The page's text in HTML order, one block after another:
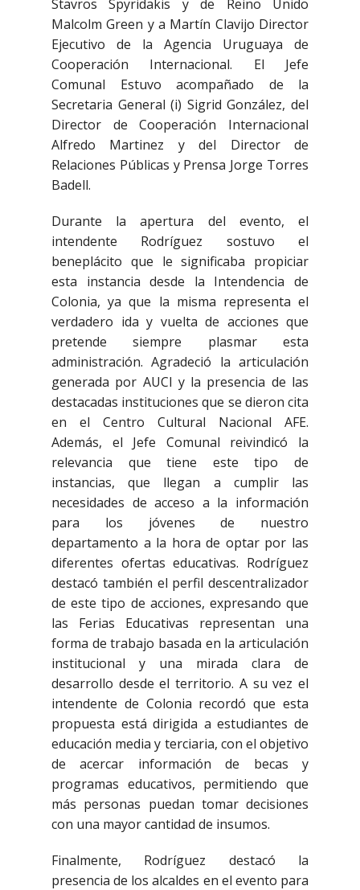
Stavros Spyridakis y de Reino Unido
Malcolm Green y a Martín Clavijo Director
Ejecutivo de la Agencia Uruguaya de
Cooperación Internacional. El Jefe
Comunal Estuvo acompañado de la
Secretaria General (i) Sigrid González, del
Director de Cooperación Internacional
Alfredo Martinez y del Director de
Relaciones Públicas y Prensa Jorge Torres
Badell.
Durante la apertura del evento, el
intendente Rodríguez sostuvo el
beneplácito que le significaba propiciar
esta instancia desde la Intendencia de
Colonia, ya que la misma representa el
verdadero ida y vuelta de acciones que
pretende siempre plasmar esta
administración. Agradeció la articulación
generada por AUCI y la presencia de las
destacadas instituciones que se dieron cita
en el Centro Cultural Nacional AFE.
Además, el Jefe Comunal reivindicó la
relevancia que tiene este tipo de
instancias, que llegan a cumplir las
necesidades de acceso a la información
para los jóvenes de nuestro
departamento a la hora de optar por las
diferentes ofertas educativas. Rodríguez
destacó también el perfil descentralizador
de este tipo de acciones, expresando que
las Ferias Educativas representan una
forma de trabajo basada en la articulación
institucional y una mirada clara de
desarrollo desde el territorio. A su vez el
intendente de Colonia recordó que esta
propuesta está dirigida a estudiantes de
educación media y terciaria, con el objetivo
de acercar información de becas y
programas educativos, permitiendo que
más personas puedan tomar decisiones
con una mayor cantidad de insumos.
Finalmente, Rodríguez destacó la
presencia de los alcaldes en el evento para